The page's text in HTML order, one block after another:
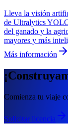
Lleva la visión
de Ultralytics
del ganado y la
mayores y más
Más información
Comienza tu viaje
Solicitar licencia